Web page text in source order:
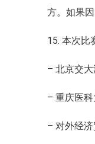
方。如果
15. 本次比
– 北京交大
– 重庆医
– 对外经济